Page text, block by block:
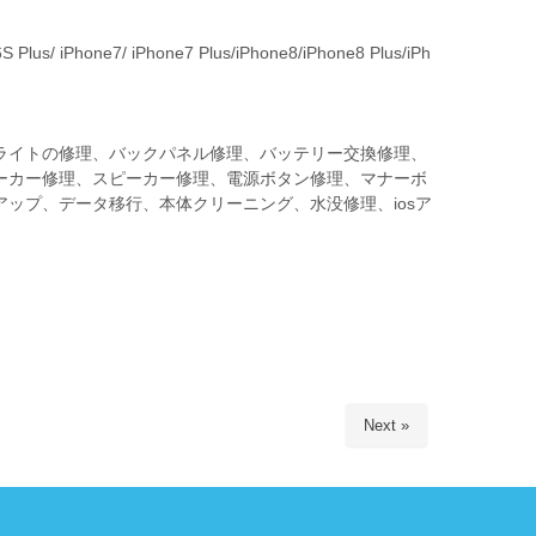
Plus/ iPhone7/ iPhone7 Plus/iPhone8/iPhone8 Plus/iPh
トの修理、バックパネル修理、バッテリー交換修理、
ー修理、スピーカー修理、電源ボタン修理、マナーボ
プ、データ移行、本体クリーニング、水没修理、iosア
Next »